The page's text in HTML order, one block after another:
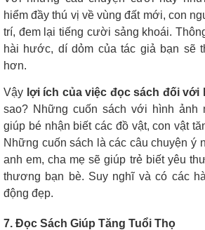
hiểm đầy thú vị về vùng đất mới, con
trí, đem lại tiếng cười sảng khoái.
hài hước, dí dỏm của tác giả bạn sẽ
hơn.
Vậy lợi ích của việc đọc sách đối với
sao? Những cuốn sách với hình ảnh
giúp bé nhận biết các đồ vật, con vật
Những cuốn sách là các câu chuyện ý
anh em, cha mẹ sẽ giúp trẻ biết yêu
thương bạn bè. Suy nghĩ và có các
động đẹp.
7. Đọc Sách Giúp Tăng Tuổi Thọ